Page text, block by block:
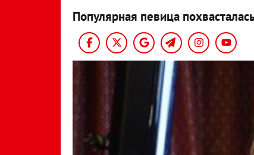
Популярная певица